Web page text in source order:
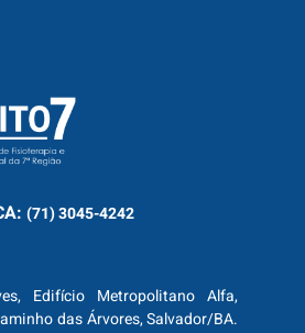
(71) 3045-4242
Edifício Metropolitano Alfa,
das Árvores, Salvador/BA.